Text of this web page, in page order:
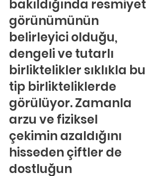
bakıldığında resmiyet
görünümünün
belirleyici olduğu,
dengeli ve tutarlı
birliktelikler sıklıkla bu
tip birlikteliklerde
görülüyor. Zamanla
arzu ve fiziksel
çekimin azaldığını
hisseden çiftler de
dostluğun